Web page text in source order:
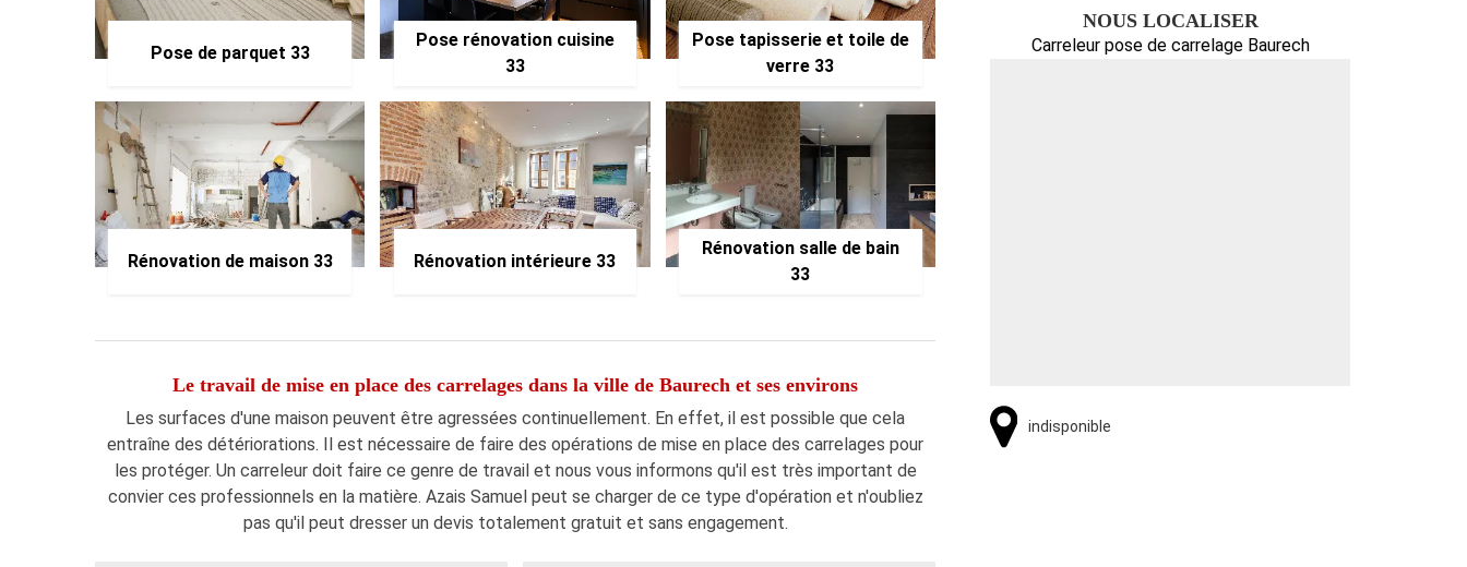
Pose de parquet 33
Pose rénovation cuisine
33
Pose tapisserie et toile de
verre 33
Rénovation de maison 33 Rénovation intérieure 33
Rénovation salle de bain
33
Le travail de mise en place des carrelages dans la ville de Baurech et ses environs
Les surfaces d'une maison peuvent être agressées continuellement. En effet, il est possible que cela
entraîne des détériorations. Il est nécessaire de faire des opérations de mise en place des carrelages pour
les protéger. Un carreleur doit faire ce genre de travail et nous vous informons qu'il est très important de
convier ces professionnels en la matière. Azais Samuel peut se charger de ce type d'opération et n'oubliez
pas qu'il peut dresser un devis totalement gratuit et sans engagement.
NOUS LOCALISER
Carreleur pose de carrelage Baurech
indisponible